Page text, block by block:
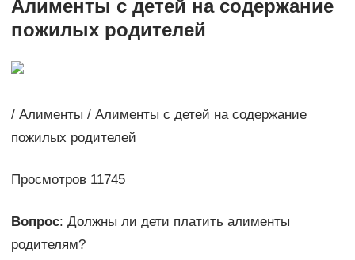
Алименты с детей на содержание
пожилых родителей
/ Алименты / Алименты с детей на содержание
пожилых родителей
Просмотров 11745
Вопрос: Должны ли дети платить алименты
родителям?